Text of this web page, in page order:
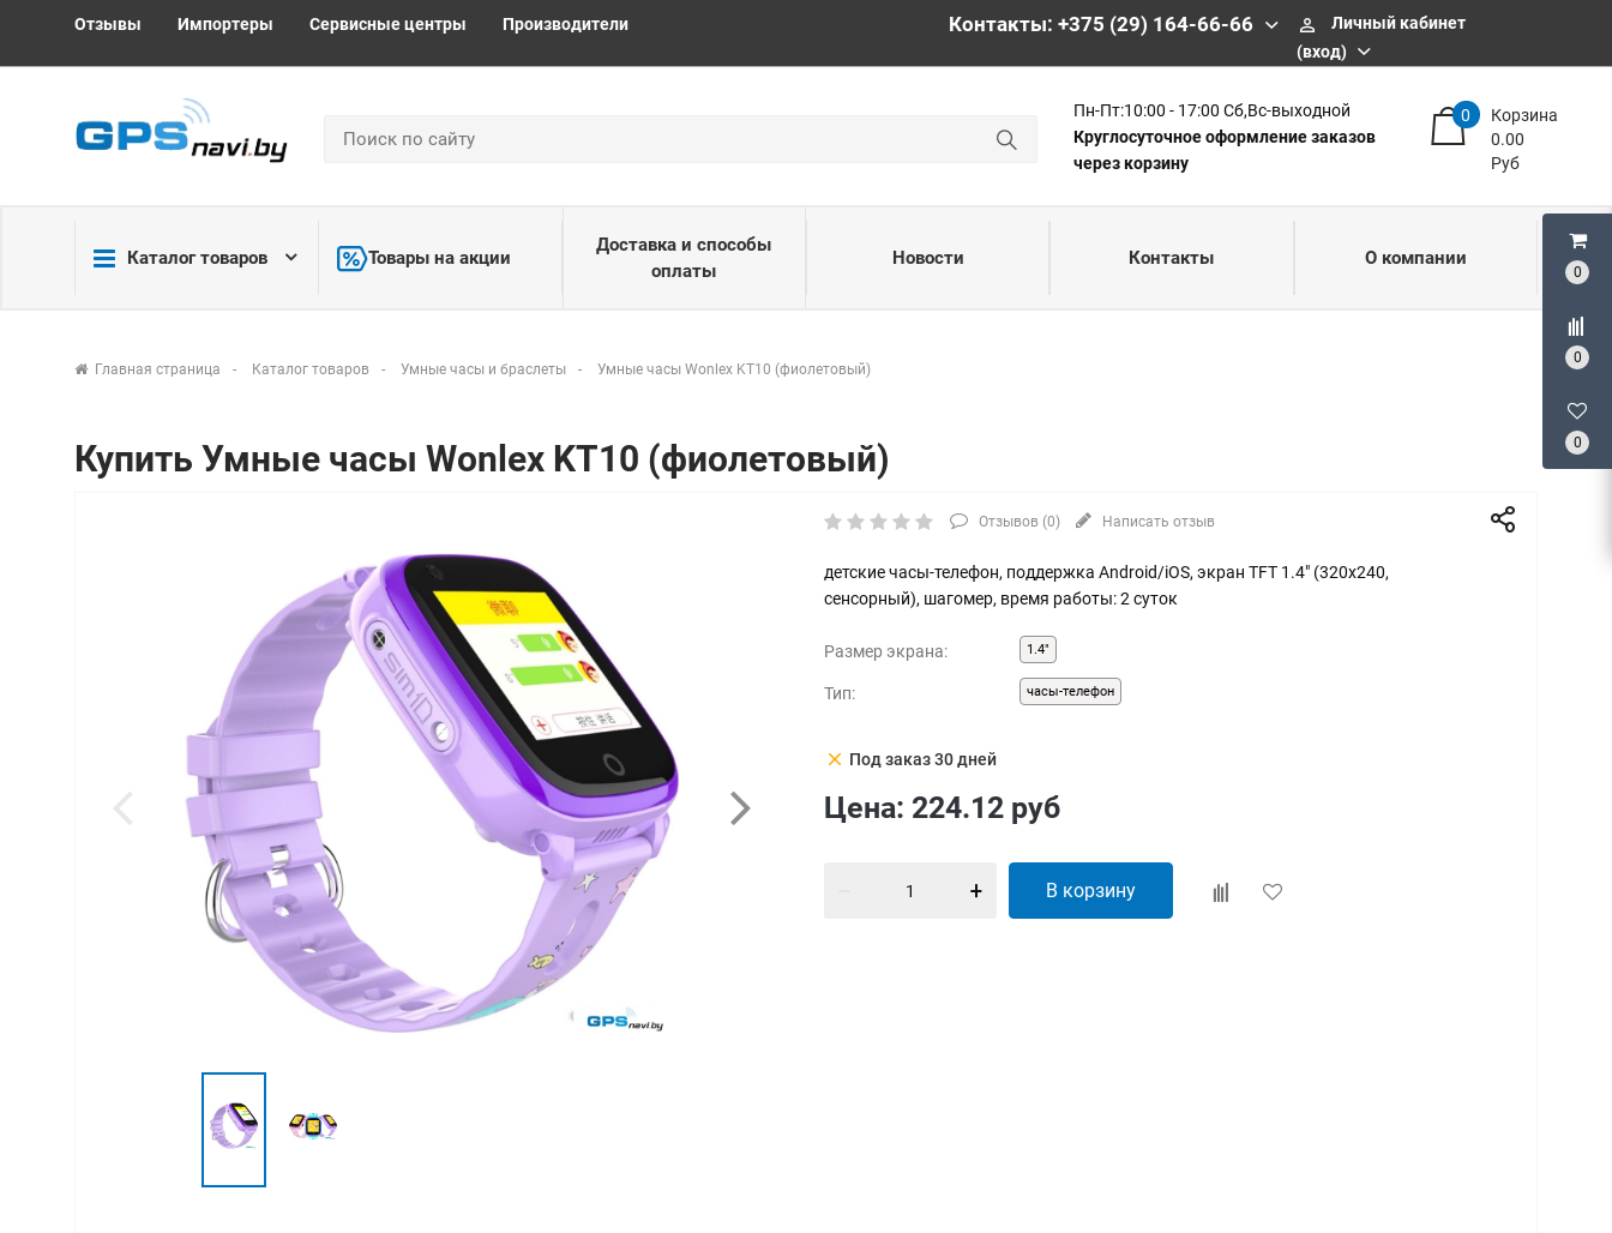
0
0
0
Отзывы Импортеры Сервисные центры Производители Контакты: +375 (29) 164-66-66 perm_identity
Личный кабинет
(вход)
Пн-Пт:10:00 - 17:00 Сб,Вс-выходной
Круглосуточное оформление заказов
через корзину
Корзина
0
0.00
Руб
Каталог товаров Товары на акции
Доставка и способы
оплаты
Новости Контакты О компании
Главная страница Каталог товаров Умные часы и браслеты Умные часы Wonlex KT10 (фиолетовый)
Купить Умные часы Wonlex KT10 (фиолетовый)
Отзывов (0) Написать отзыв
детские часы-телефон, поддержка Android/iOS, экран TFT 1.4" (320x240,
сенсорный), шагомер, время работы: 2 суток
Размер экрана: 1.4"
Тип: часы-телефон
clear Под заказ 30 дней
Цена: 224.12 руб
В корзину